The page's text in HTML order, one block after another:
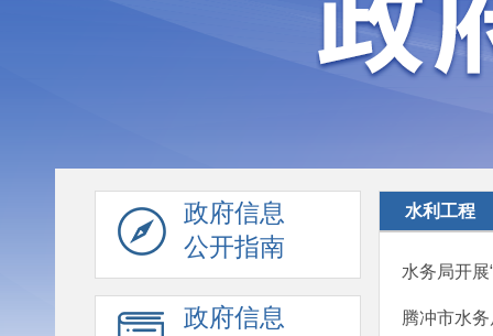
政府信息
公开指南
政府信息
水利工程
水务局开
腾冲市水